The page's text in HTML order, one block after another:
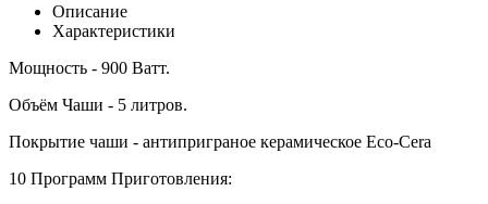
Описание
Характеристики
Мощность - 900 Ватт.
Объём Чаши - 5 литров.
Покрытие чаши - антиприграное керамическое Eco-Cera
10 Программ Приготовления: